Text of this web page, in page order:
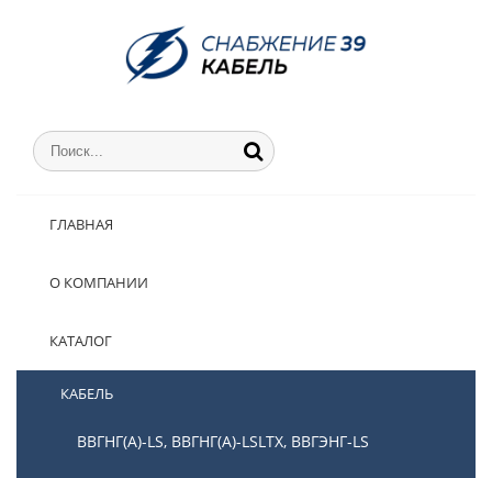
ГЛАВНАЯ
О КОМПАНИИ
КАТАЛОГ
КАБЕЛЬ
ВВГНГ(А)-LS, ВВГНГ(А)-LSLTX, ВВГЭНГ-LS